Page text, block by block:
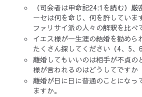
（司会者は申命記24:1を読む）
ーセは何を命じ、何を許していま
ファリサイ派の人々の解釈を比べ
イエス様が一生涯の結婚を勧めら
たくさん探してください（4、5、
離婚してもいいのは相手が不貞の
様が言われるのはどうしてですか
離婚が日に日に普通のことになっ
ますか。